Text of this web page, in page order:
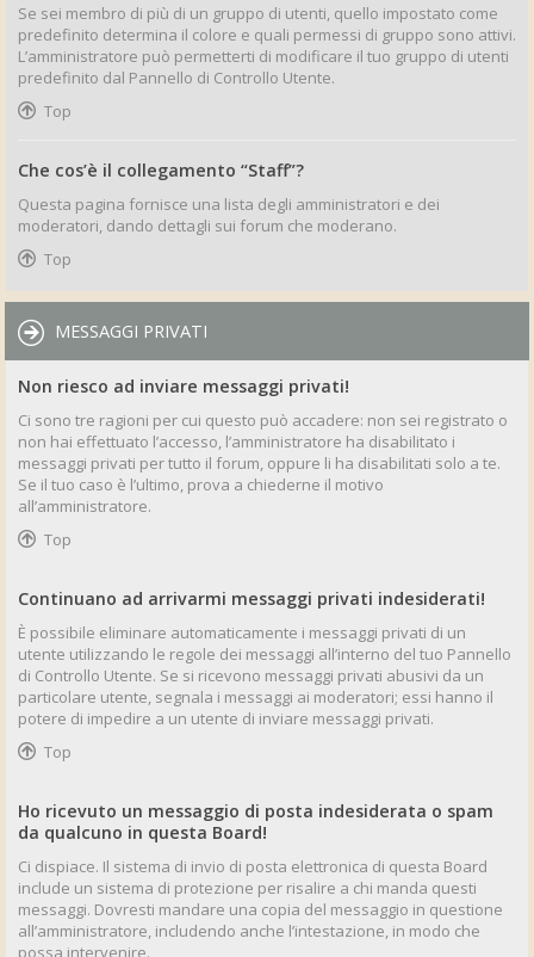
Se sei membro di più di un gruppo di utenti, quello impostato come
predefinito determina il colore e quali permessi di gruppo sono attivi.
L’amministratore può permetterti di modificare il tuo gruppo di utenti
predefinito dal Pannello di Controllo Utente.
Top
Che cos’è il collegamento “Staff”?
Questa pagina fornisce una lista degli amministratori e dei
moderatori, dando dettagli sui forum che moderano.
Top
MESSAGGI PRIVATI
Non riesco ad inviare messaggi privati!
Ci sono tre ragioni per cui questo può accadere: non sei registrato o
non hai effettuato l’accesso, l’amministratore ha disabilitato i
messaggi privati per tutto il forum, oppure li ha disabilitati solo a te.
Se il tuo caso è l’ultimo, prova a chiederne il motivo
all’amministratore.
Top
Continuano ad arrivarmi messaggi privati indesiderati!
È possibile eliminare automaticamente i messaggi privati ​​di un
utente utilizzando le regole dei messaggi all’interno del tuo Pannello
di Controllo Utente. Se si ricevono messaggi privati ​​abusivi da un
particolare utente, segnala i messaggi ai moderatori; essi hanno il
potere di impedire a un utente di inviare messaggi privati​​.
Top
Ho ricevuto un messaggio di posta indesiderata o spam
da qualcuno in questa Board!
Ci dispiace. Il sistema di invio di posta elettronica di questa Board
include un sistema di protezione per risalire a chi manda questi
messaggi. Dovresti mandare una copia del messaggio in questione
all’amministratore, includendo anche l’intestazione, in modo che
possa intervenire.